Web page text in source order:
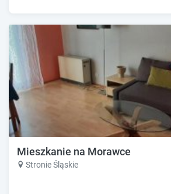
Mieszkanie na Morawce
Stronie Śląskie